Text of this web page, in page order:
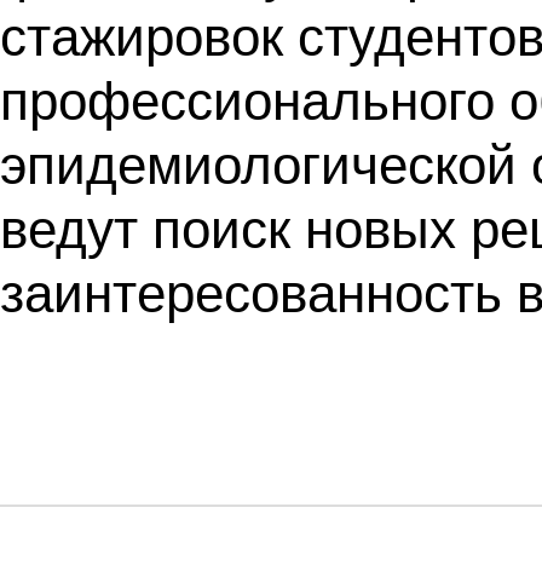
стажировок
профессионального
ведут поиск новых
заинтересованность